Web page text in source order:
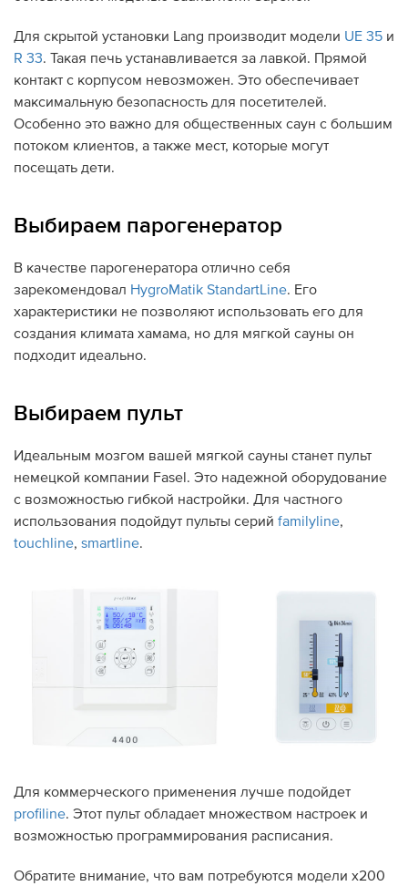
Для скрытой установки Lang производит модели UE 35 и
R 33. Такая печь устанавливается за лавкой. Прямой
контакт с корпусом невозможен. Это обеспечивает
максимальную безопасность для посетителей.
Особенно это важно для общественных саун с большим
потоком клиентов, а также мест, которые могут
посещать дети.
Выбираем парогенератор
В качестве парогенератора отлично себя
зарекомендовал HygroMatik StandartLine. Его
характеристики не позволяют использовать его для
создания климата хамама, но для мягкой сауны он
подходит идеально.
Выбираем пульт
Идеальным мозгом вашей мягкой сауны станет пульт
немецкой компании Fasel. Это надежной оборудование
с возможностью гибкой настройки. Для частного
использования подойдут пульты серий familyline,
touchline, smartline.
Для коммерческого применения лучше подойдет
profiline. Этот пульт обладает множеством настроек и
возможностью программирования расписания.
Обратите внимание, что вам потребуются модели x200